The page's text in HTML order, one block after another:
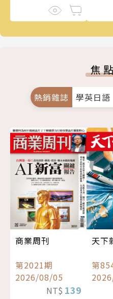
焦
熱銷雜誌 學英日語
商業周刊
第2021期
2026/08/05
NT$ 139
天下
第